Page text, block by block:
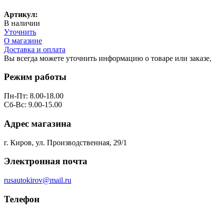
Артикул:
В наличии
Уточнить
О магазине
Доставка и оплата
Вы всегда можете уточнить информацию о товаре или
Режим работы
Пн-Пт: 8.00-18.00
Сб-Вс: 9.00-15.00
Адрес магазина
г. Киров, ул. Производственная, 29/1
Электронная почта
rusautokirov@mail.ru
Телефон